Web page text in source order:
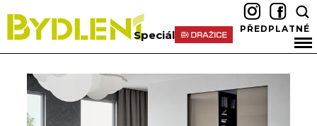
Speciál PŘEDPLATNÉ